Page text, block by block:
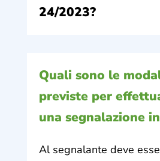
24/2023?
Quali sono le
previste per
una segnalazione
Al segnalante deve